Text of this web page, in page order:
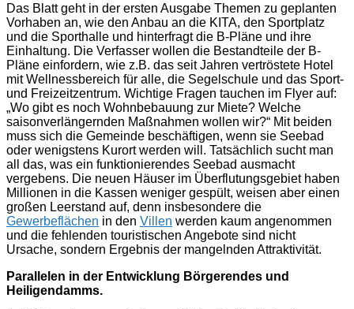
Das Blatt geht in der ersten Ausgabe Themen zu geplanten
Vorhaben an, wie den Anbau an die KITA, den Sportplatz
und die Sporthalle und hinterfragt die B-Pläne und ihre
Einhaltung. Die Verfasser wollen die Bestandteile der B-
Pläne einfordern, wie z.B. das seit Jahren vertröstete Hotel
mit Wellnessbereich für alle, die Segelschule und das Sport-
und Freizeitzentrum. Wichtige Fragen tauchen im Flyer auf:
„Wo gibt es noch Wohnbebauung zur Miete? Welche
saisonverlängernden Maßnahmen wollen wir?“ Mit beiden
muss sich die Gemeinde beschäftigen, wenn sie Seebad
oder wenigstens Kurort werden will. Tatsächlich sucht man
all das, was ein funktionierendes Seebad ausmacht
vergebens. Die neuen Häuser im Überflutungsgebiet haben
Millionen in die Kassen weniger gespült, weisen aber einen
großen Leerstand auf, denn insbesondere die
Gewerbeflächen in den Villen werden kaum angenommen
und die fehlenden touristischen Angebote sind nicht
Ursache, sondern Ergebnis der mangelnden Attraktivität.
Parallelen in der Entwicklung Börgerendes und
Heiligendamms.